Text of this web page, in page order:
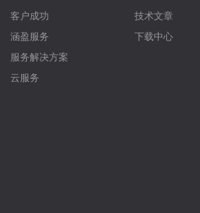
客户成功
涵盈服务
服务解决方案
云服务
技术文章
下载中心